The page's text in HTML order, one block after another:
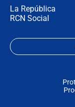
La República
RCN Social